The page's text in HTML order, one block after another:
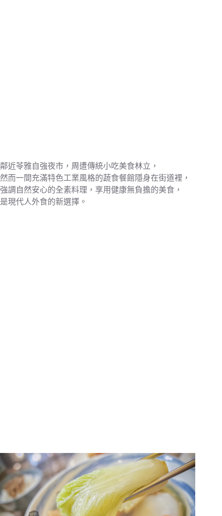
鄰近苓雅自強夜市，周遭傳統小吃美食林立，
然而一間充滿特色工業風格的蔬食餐館隱身在街道裡，
強調自然安心的全素料理，享用健康無負擔的美食，
是現代人外食的新選擇。